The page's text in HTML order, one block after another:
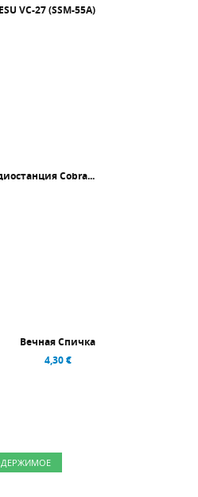
VC-27 (SSM-55A)
Cobra...
Вечная Спичка
4,30 €